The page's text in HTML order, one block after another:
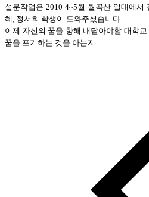
설문작업은 2010 4~5월 월곡산 일대에서
혜, 정서희 학생이 도와주셨습니다.
이제 자신의 꿈을 향해 내닫아야할 대학
꿈을 포기하는 것을 아는지..